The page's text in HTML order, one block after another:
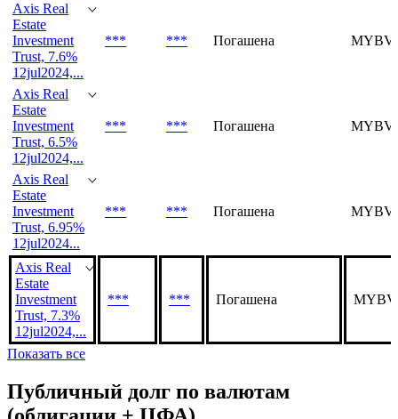
Axis Real
Estate
Investment
Trust, 7.6%
12jul2024,...
*** *** Погашена
Axis Real
Estate
Investment
Trust, 6.5%
12jul2024,...
*** *** Погашена
Axis Real
Estate
Investment
Trust, 6.95%
12jul2024...
*** *** Погашена
Axis Real
Estate
Investment
Trust, 7.3%
12jul2024,...
*** *** Погашена
Показать все
Публичный долг по валютам